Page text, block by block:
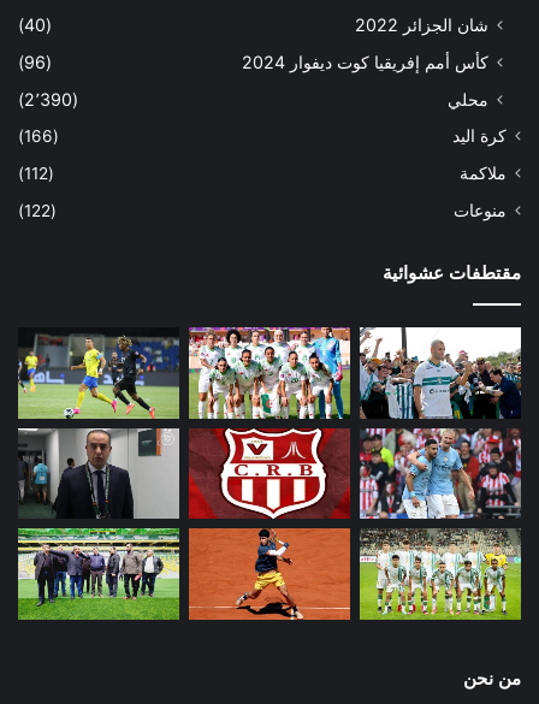
شان الجزائر 2022
(40)
كأس أمم إفريقيا كوت ديفوار 2024
(96)
محلي
(2٬390)
كرة اليد
(166)
ملاكمة
(112)
منوعات
(122)
مقتطفات عشوائية
من نحن